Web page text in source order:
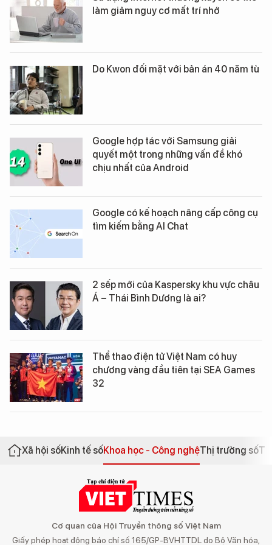
làm giảm nguy cơ mất trí nhớ
Do Kwon đối mặt với bản án 40 năm tù
Google hợp tác với Samsung giải
quyết một trong những vấn đề khó
chịu nhất của Android
Google có kế hoạch nâng cấp công cụ
tìm kiếm bằng AI Chat
2 sếp mới của Kaspersky khu vực châu
Á – Thái Bình Dương là ai?
Thể thao điện tử Việt Nam có huy
chương vàng đầu tiên tại SEA Games
32
Xã hội sốKinh tế sốKhoa học - Công nghệThị trường số
Cơ quan của Hội Truyền thông số Việt Nam
Giấy phép hoạt động báo chí số 165/GP-BVHTTDL do Bộ Văn hóa,